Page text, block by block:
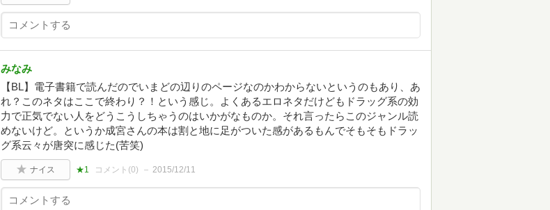
みなみ
【BL】電子書籍で読んだのでいまどの辺りのページなのかわからないというのもあり、あ
れ？このネタはここで終わり？！という感じ。よくあるエロネタだけどもドラッグ系の効
力で正気でない人をどうこうしちゃうのはいかがなものか。それ言ったらこのジャンル読
めないけど。というか成宮さんの本は割と地に足がついた感があるもんでそもそもドラッ
グ系云々が唐突に感じた(苦笑)
ナイス ★1 コメント(0) 2015/12/11